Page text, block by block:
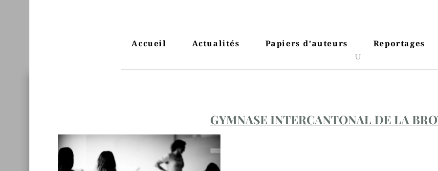
Accueil Actualités Papiers d’auteurs Reportages
GYMNASE INTERCANTONAL DE LA